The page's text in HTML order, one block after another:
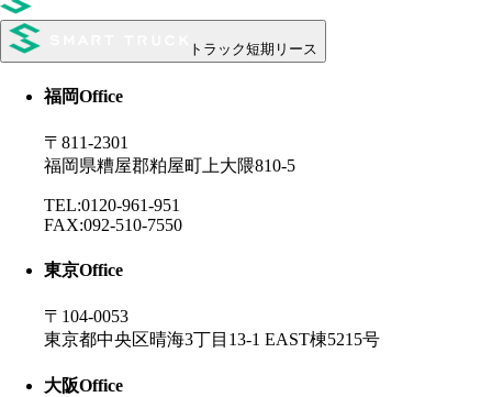
トラック短期リース
福岡Office
〒811-2301
福岡県糟屋郡粕屋町上大隈810-5
TEL:0120-961-951
FAX:092-510-7550
東京Office
〒104-0053
東京都中央区晴海3丁目13-1 EAST棟5215号
大阪Office